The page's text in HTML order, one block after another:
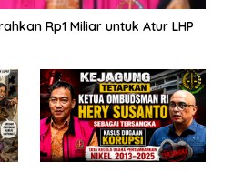
Rp1 Miliar untuk Atur LHP